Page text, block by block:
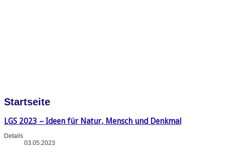
Startseite
LGS 2023 – Ideen für Natur, Mensch und Denkmal
Details
03.05.2023